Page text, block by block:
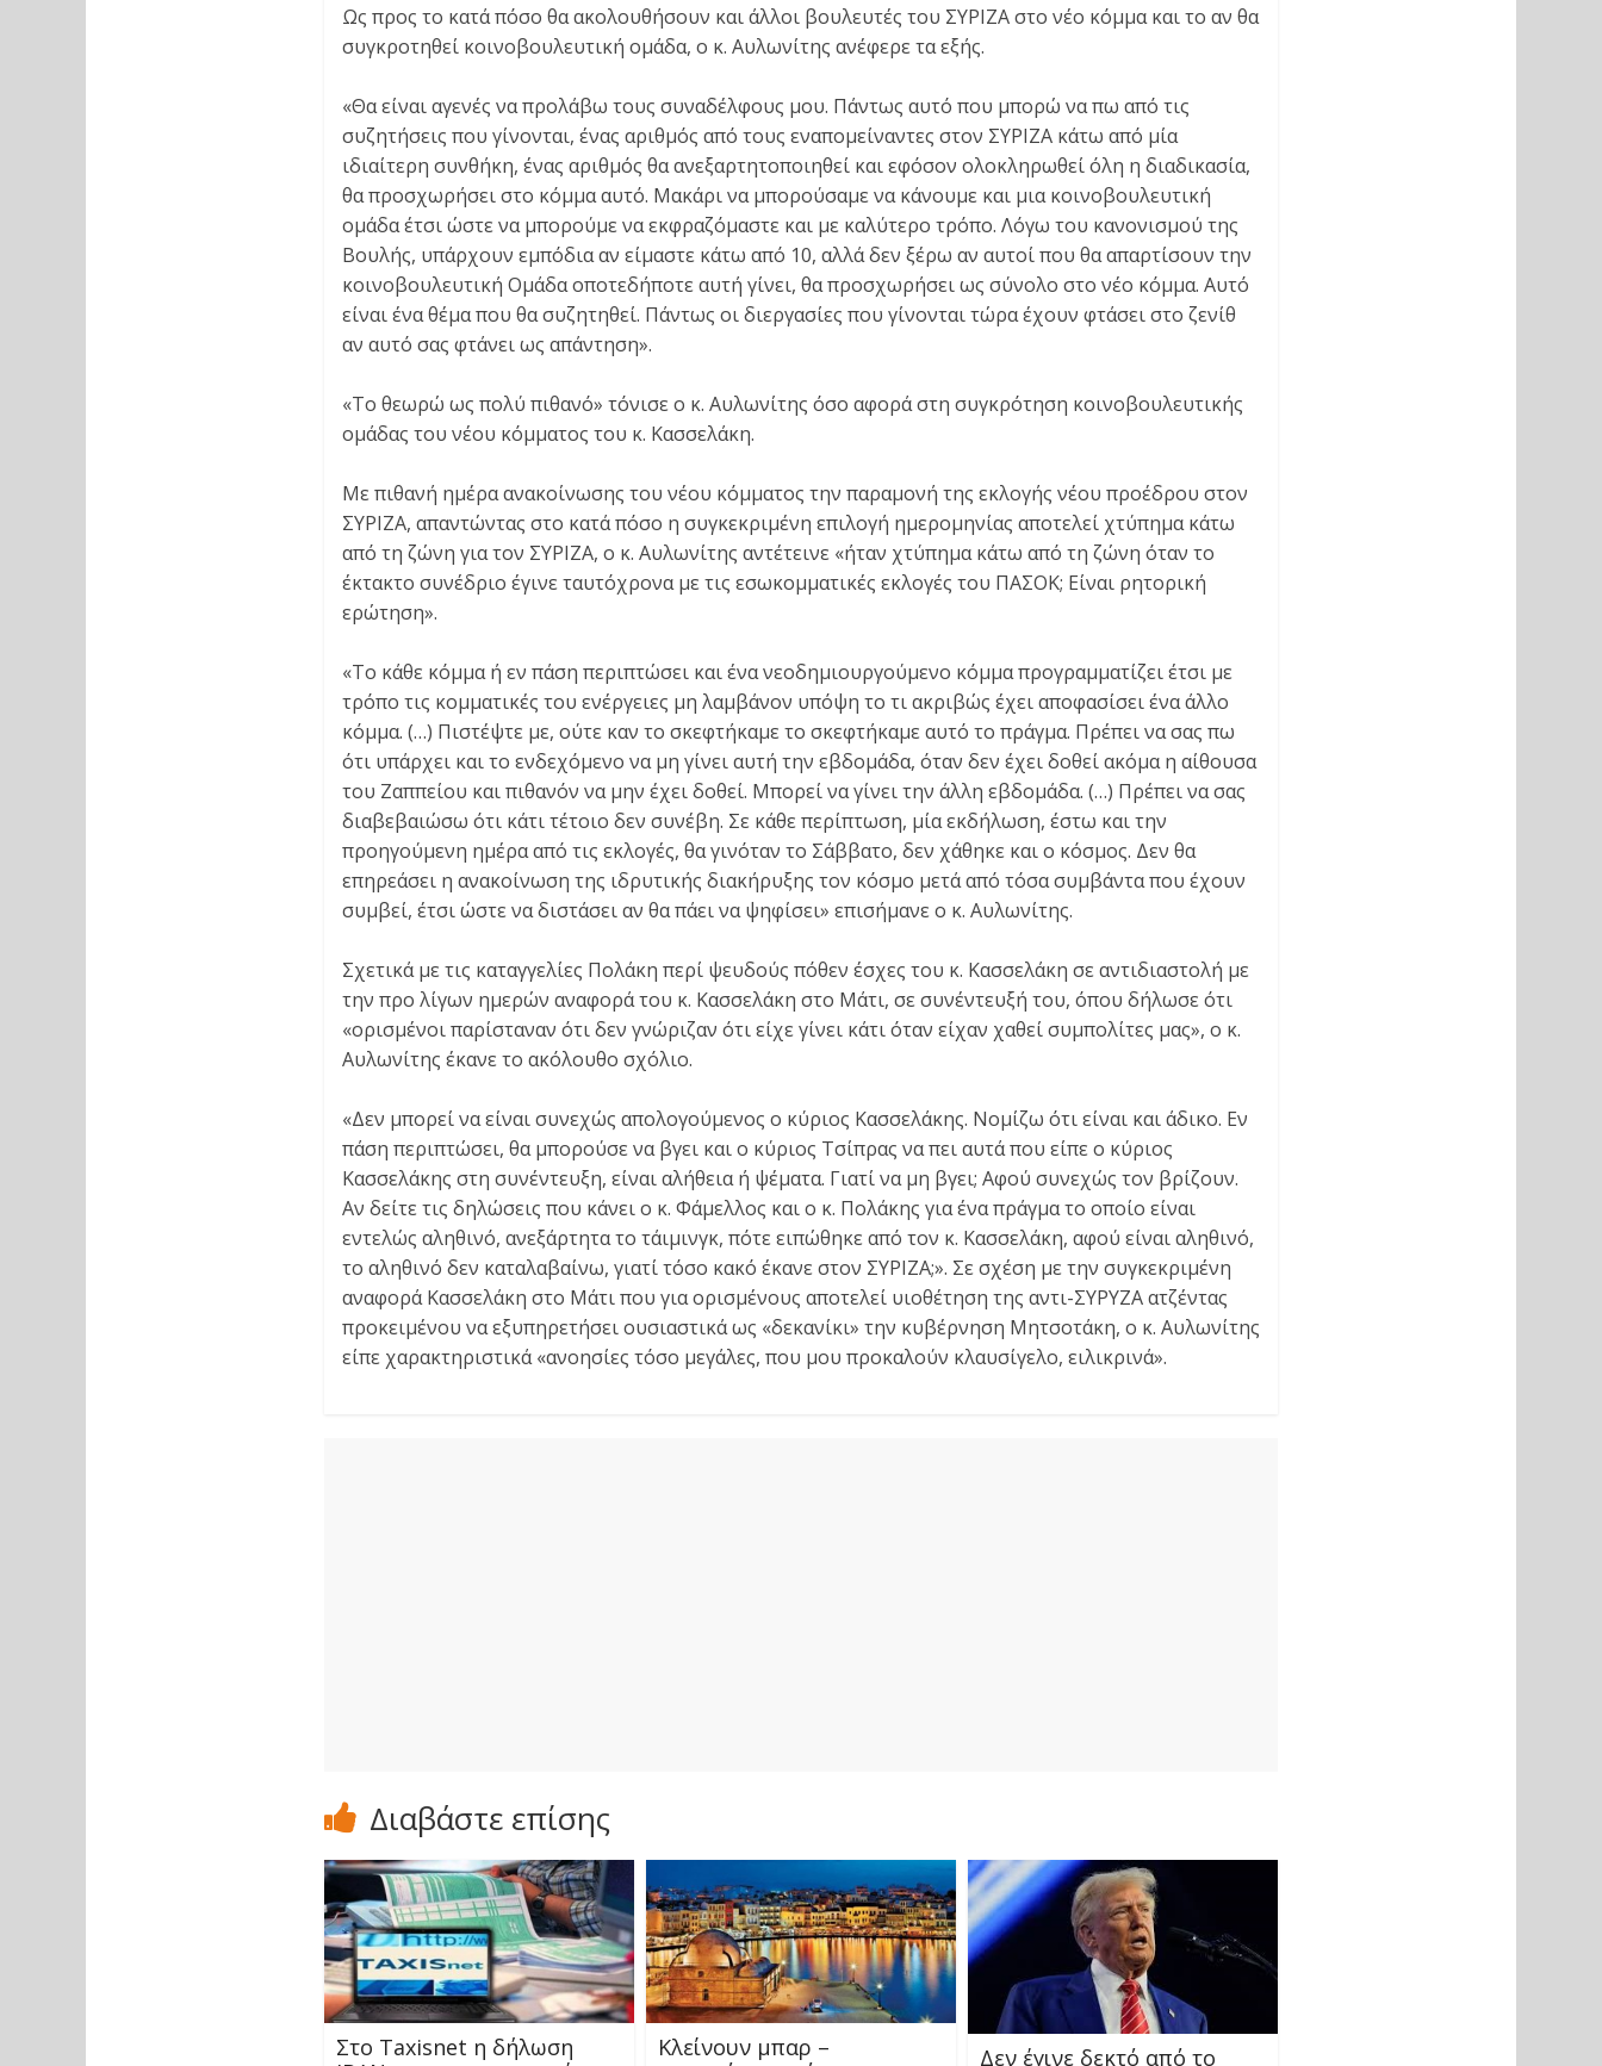
Ως προς το κατά πόσο θα ακολουθήσουν και άλλοι βουλευτές του ΣΥΡΙΖΑ στο νέο κόμμα και το αν θα
συγκροτηθεί κοινοβουλευτική ομάδα, ο κ. Αυλωνίτης ανέφερε τα εξής.
«Θα είναι αγενές να προλάβω τους συναδέλφους μου. Πάντως αυτό που μπορώ να πω από τις
συζητήσεις που γίνονται, ένας αριθμός από τους εναπομείναντες στον ΣΥΡΙΖΑ κάτω από μία
ιδιαίτερη συνθήκη, ένας αριθμός θα ανεξαρτητοποιηθεί και εφόσον ολοκληρωθεί όλη η διαδικασία,
θα προσχωρήσει στο κόμμα αυτό. Μακάρι να μπορούσαμε να κάνουμε και μια κοινοβουλευτική
ομάδα έτσι ώστε να μπορούμε να εκφραζόμαστε και με καλύτερο τρόπο. Λόγω του κανονισμού της
Βουλής, υπάρχουν εμπόδια αν είμαστε κάτω από 10, αλλά δεν ξέρω αν αυτοί που θα απαρτίσουν την
κοινοβουλευτική Ομάδα οποτεδήποτε αυτή γίνει, θα προσχωρήσει ως σύνολο στο νέο κόμμα. Αυτό
είναι ένα θέμα που θα συζητηθεί. Πάντως οι διεργασίες που γίνονται τώρα έχουν φτάσει στο ζενίθ
αν αυτό σας φτάνει ως απάντηση».
«Το θεωρώ ως πολύ πιθανό» τόνισε ο κ. Αυλωνίτης όσο αφορά στη συγκρότηση κοινοβουλευτικής
ομάδας του νέου κόμματος του κ. Κασσελάκη.
Με πιθανή ημέρα ανακοίνωσης του νέου κόμματος την παραμονή της εκλογής νέου προέδρου στον
ΣΥΡΙΖΑ, απαντώντας στο κατά πόσο η συγκεκριμένη επιλογή ημερομηνίας αποτελεί χτύπημα κάτω
από τη ζώνη για τον ΣΥΡΙΖΑ, ο κ. Αυλωνίτης αντέτεινε «ήταν χτύπημα κάτω από τη ζώνη όταν το
έκτακτο συνέδριο έγινε ταυτόχρονα με τις εσωκομματικές εκλογές του ΠΑΣΟΚ; Είναι ρητορική
ερώτηση».
«Το κάθε κόμμα ή εν πάση περιπτώσει και ένα νεοδημιουργούμενο κόμμα προγραμματίζει έτσι με
τρόπο τις κομματικές του ενέργειες μη λαμβάνον υπόψη το τι ακριβώς έχει αποφασίσει ένα άλλο
κόμμα. (…) Πιστέψτε με, ούτε καν το σκεφτήκαμε το σκεφτήκαμε αυτό το πράγμα. Πρέπει να σας πω
ότι υπάρχει και το ενδεχόμενο να μη γίνει αυτή την εβδομάδα, όταν δεν έχει δοθεί ακόμα η αίθουσα
του Ζαππείου και πιθανόν να μην έχει δοθεί. Μπορεί να γίνει την άλλη εβδομάδα. (…) Πρέπει να σας
διαβεβαιώσω ότι κάτι τέτοιο δεν συνέβη. Σε κάθε περίπτωση, μία εκδήλωση, έστω και την
προηγούμενη ημέρα από τις εκλογές, θα γινόταν το Σάββατο, δεν χάθηκε και ο κόσμος. Δεν θα
επηρεάσει η ανακοίνωση της ιδρυτικής διακήρυξης τον κόσμο μετά από τόσα συμβάντα που έχουν
συμβεί, έτσι ώστε να διστάσει αν θα πάει να ψηφίσει» επισήμανε ο κ. Αυλωνίτης.
Σχετικά με τις καταγγελίες Πολάκη περί ψευδούς πόθεν έσχες του κ. Κασσελάκη σε αντιδιαστολή με
την προ λίγων ημερών αναφορά του κ. Κασσελάκη στο Μάτι, σε συνέντευξή του, όπου δήλωσε ότι
«ορισμένοι παρίσταναν ότι δεν γνώριζαν ότι είχε γίνει κάτι όταν είχαν χαθεί συμπολίτες μας», ο κ.
Αυλωνίτης έκανε το ακόλουθο σχόλιο.
«Δεν μπορεί να είναι συνεχώς απολογούμενος ο κύριος Κασσελάκης. Νομίζω ότι είναι και άδικο. Εν
πάση περιπτώσει, θα μπορούσε να βγει και ο κύριος Τσίπρας να πει αυτά που είπε ο κύριος
Κασσελάκης στη συνέντευξη, είναι αλήθεια ή ψέματα. Γιατί να μη βγει; Αφού συνεχώς τον βρίζουν.
Αν δείτε τις δηλώσεις που κάνει ο κ. Φάμελλος και ο κ. Πολάκης για ένα πράγμα το οποίο είναι
εντελώς αληθινό, ανεξάρτητα το τάιμινγκ, πότε ειπώθηκε από τον κ. Κασσελάκη, αφού είναι αληθινό,
το αληθινό δεν καταλαβαίνω, γιατί τόσο κακό έκανε στον ΣΥΡΙΖΑ;». Σε σχέση με την συγκεκριμένη
αναφορά Κασσελάκη στο Μάτι που για ορισμένους αποτελεί υιοθέτηση της αντι-ΣΥΡΥΖΑ ατζέντας
προκειμένου να εξυπηρετήσει ουσιαστικά ως «δεκανίκι» την κυβέρνηση Μητσοτάκη, ο κ. Αυλωνίτης
είπε χαρακτηριστικά «ανοησίες τόσο μεγάλες, που μου προκαλούν κλαυσίγελο, ειλικρινά».
Διαβάστε επίσης
Στο Taxisnet η δήλωση
Κλείνουν μπαρ –
Δεν έγινε δεκτό από το